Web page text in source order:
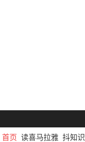
首页 读喜马拉雅 抖知识